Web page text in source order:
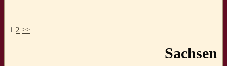
1 2 >>
Sachsen